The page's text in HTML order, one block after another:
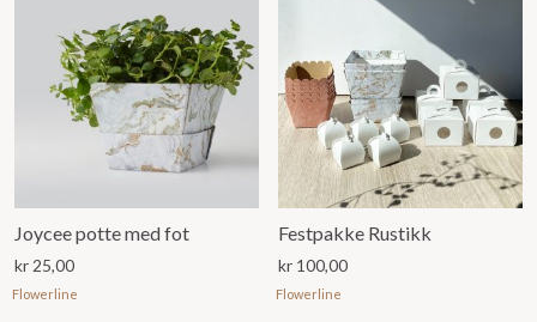
Joycee potte med fot
kr 25,00
Flowerline
Festpakke Rustikk
kr 100,00
Flowerline